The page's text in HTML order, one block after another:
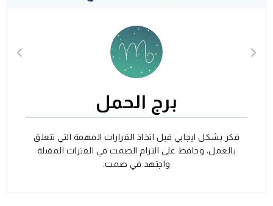
برج الحمل
فكر بشكل ايجابي قبل اتخاذ القرارات المهمة التي تتعلق
بالعمل، وحافظ على التزام الصمت في الفترات المقبلة
واجتهد في صمت.